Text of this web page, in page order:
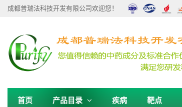
成都普瑞法科技开发有限公司欢迎您！
首页 产品目录 疾病 靶点